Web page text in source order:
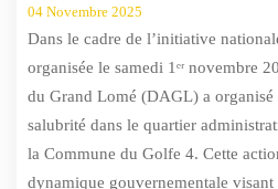
04 Novembre 2025
Dans le cadre de l’initiative
organisée le samedi 1ᵉʳ novembre
du Grand Lomé (DAGL) a organisé
salubrité dans le quartier
la Commune du Golfe 4. Cette
dynamique gouvernementale